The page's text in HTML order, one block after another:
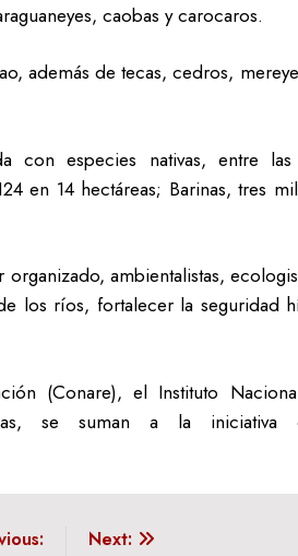
caobas y carocaros.
además de tecas, cedros,
especies nativas, entre
en 14 hectáreas; Barinas,
ambientalistas,
los ríos, fortalecer la
(Conare), el Instituto
se suman a la
Next: